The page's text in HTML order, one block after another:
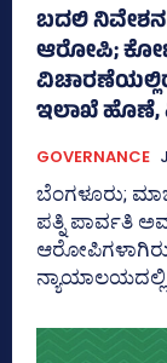
ಬದಲಿ
ಆರೋಪಿ;
ಇಲಾಖೆ ಹೊಣೆ,
GOVERNANCE
ಬೆಂಗಳೂರು;
ಪತ್ನಿ ಪಾರ್ವತಿ